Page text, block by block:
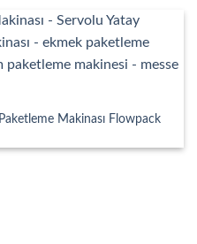
Makinası Flowpack